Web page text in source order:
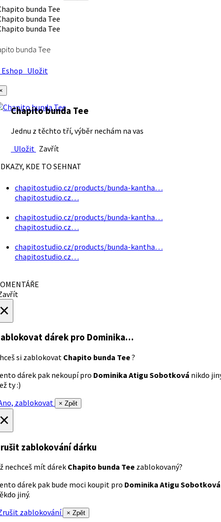
bunda Tee
Uložit
Chapito bunda Tee
Jednu z těchto tří, výběr nechám na vas
Uložit Zavřít
KDE TO SEHNAT
chapitostudio.cz/products/bunda-kantha…
chapitostudio.cz…
chapitostudio.cz/products/bunda-kantha…
chapitostudio.cz…
chapitostudio.cz/products/bunda-kantha…
chapitostudio.cz…
dárek pro Dominika…
si zablokovat Chapito bunda Tee?
dárek pak nekoupí pro Dominika Atigu Sobotková nikdo
ty :)
zablokovat
× Zpět
zablokování dárku
nechceš mít dárek Chapito bunda Tee zablokovaný?
dárek pak bude moci koupit pro Dominika Atigu Sobotková
jiný.
zablokování
× Zpět